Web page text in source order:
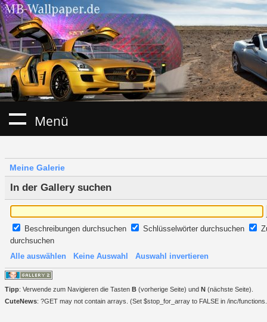
Menü
Meine Galerie
In der Gallery suchen
Beschreibungen durchsuchen Schlüsselwörter durchsuchen
durchsuchen
Alle auswählen
Keine Auswahl Auswahl invertieren
Tipp: Verwende zum Navigieren die Tasten B (vorherige Seite) und N (nächste Seite).
CuteNews: ?GET may not contain arrays. (Set $stop_for_array to FALSE in /inc/